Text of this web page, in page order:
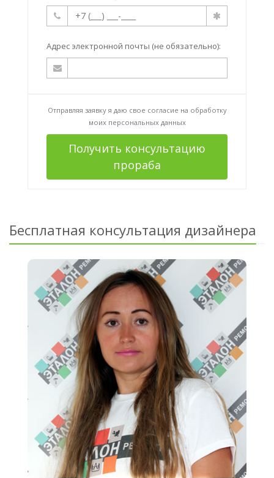
Адрес электронной почты (не обязательно):
Отправляя заявку я даю свое согласие на обработку
моих персональных данных
Получить консультацию
прораба
Бесплатная консультация дизайнера